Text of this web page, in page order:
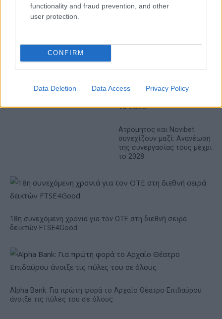
functionality and fraud prevention, and other
user protection.
CONFIRM
Data Deletion Data Access Privacy Policy
Το FIAT 500 Hybrid τώρα
Ατρόμητος και Novibet
συνεχίζουν μαζί: Ανανέωση
της συνεργασίας τους μέχρι
το 2028
18η συνεχόμενη χρονιά για τον ΟΤΕ στη διεθνή σειρά
δεικτών FTSE4Good
Alpha Bank: Για πρώτη φορά το Αρχαίο Θέατρο Επιδαύρου
άνοιξε τις πύλες του σε όλους